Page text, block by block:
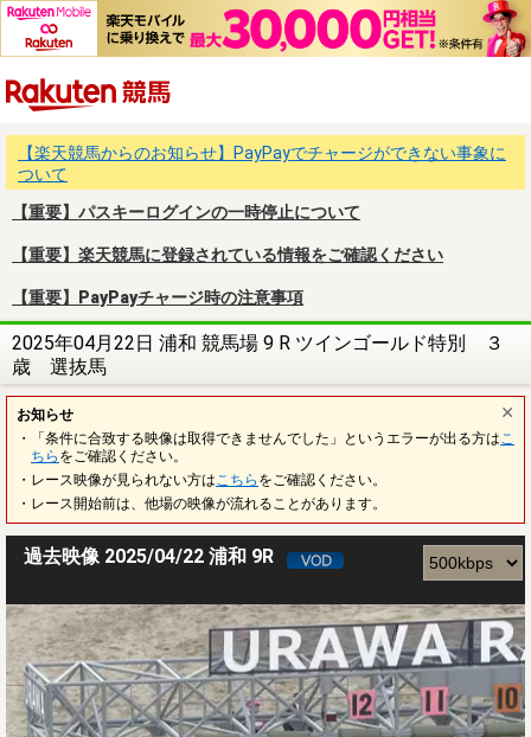
【楽天競馬からのお知らせ】PayPayでチャージができない事象に
ついて
【重要】パスキーログインの一時停止について
【重要】楽天競馬に登録されている情報をご確認ください
【重要】PayPayチャージ時の注意事項
2025年04月22日 浦和 競馬場 9 R ツインゴールド特別 ３
歳 選抜馬
お知らせ
・「条件に合致する映像は取得できませんでした」というエラーが出る方は こ
ちら をご確認ください。
・レース映像が見られない方は こちら をご確認ください。
・レース開始前は、他場の映像が流れることがあります。
過去映像 2025/04/22 浦和 9R